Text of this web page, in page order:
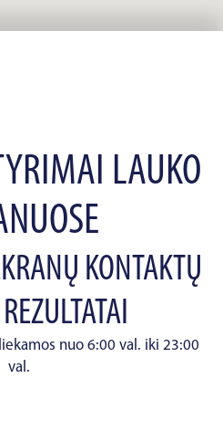
LAUKO
KONTAKTŲ
nuo 6:00 val. iki 23:00
val.